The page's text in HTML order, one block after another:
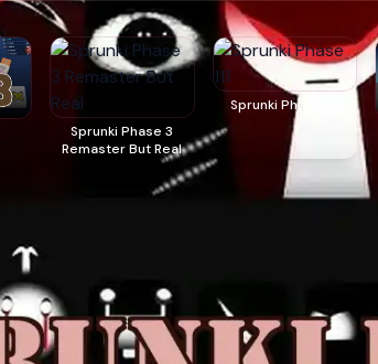
Sprunki Phase 3
Remaster But Real
Sprunki Phase 111